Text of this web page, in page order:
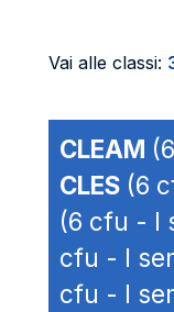
Vai alle classi:
CLEAM
CLES (6
(6 cfu - I
cfu - I
cfu - I